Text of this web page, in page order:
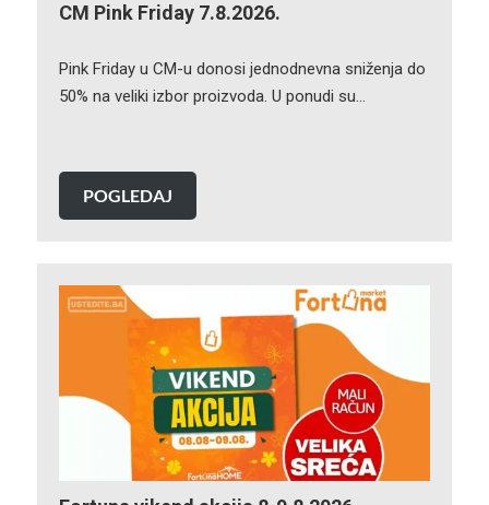
CM Pink Friday 7.8.2026.
Pink Friday u CM-u donosi jednodnevna sniženja do
50% na veliki izbor proizvoda. U ponudi su…
POGLEDAJ